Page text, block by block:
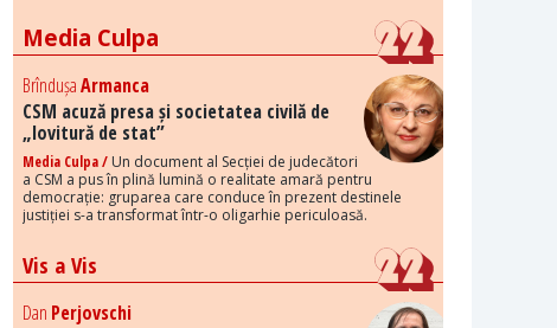
Media Culpa
BrîndușaArmanca
CSM acuză presa și societatea civilă de
„lovitură de stat”
Media Culpa / Un document al Secției de judecători
a CSM a pus în plină lumină o realitate amară pentru
democrație: gruparea care conduce în prezent destinele
justiției s-a transformat într-o oligarhie periculoasă.
Vis a Vis
Dan Perjovschi